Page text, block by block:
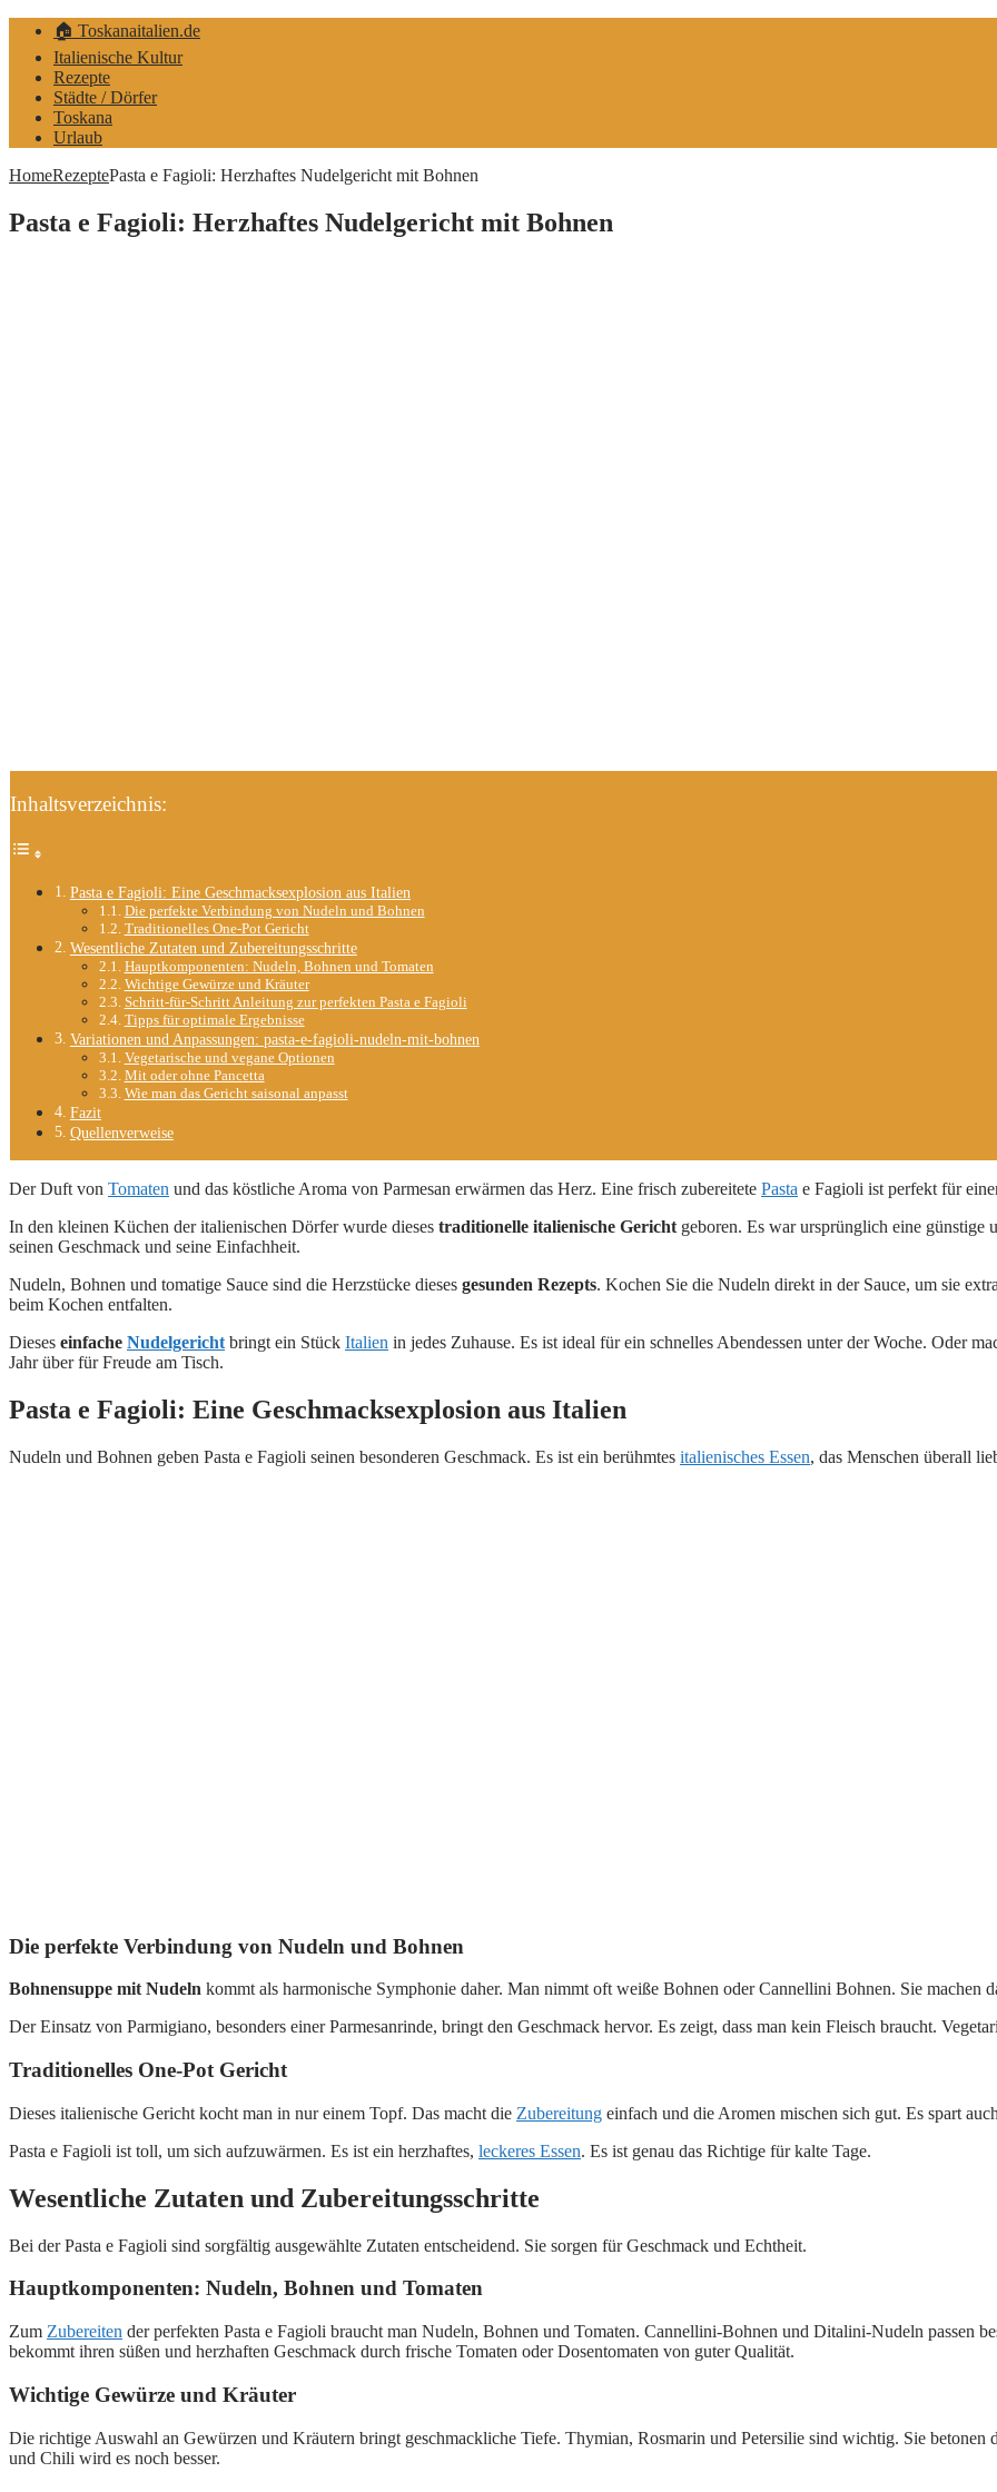
🏠 Toskanaitalien.de
Italienische Kultur
Rezepte
Städte / Dörfer
Toskana
Urlaub
HomeRezeptePasta e Fagioli: Herzhaftes Nudelgericht mit Bohnen
Pasta e Fagioli: Herzhaftes Nudelgericht mit Bohnen
Inhaltsverzeichnis:
Pasta e Fagioli: Eine Geschmacksexplosion aus Italien
Die perfekte Verbindung von Nudeln und Bohnen
Traditionelles One-Pot Gericht
Wesentliche Zutaten und Zubereitungsschritte
Hauptkomponenten: Nudeln, Bohnen und Tomaten
Wichtige Gewürze und Kräuter
Schritt-für-Schritt Anleitung zur perfekten Pasta e Fagioli
Tipps für optimale Ergebnisse
Variationen und Anpassungen: pasta-e-fagioli-nudeln-mit-bohnen
Vegetarische und vegane Optionen
Mit oder ohne Pancetta
Wie man das Gericht saisonal anpasst
Fazit
Quellenverweise
Der Duft von Tomaten und das köstliche Aroma von Parmesan erwärmen das Herz. Eine frisch zubereitete Pasta e Fagioli ist perfekt für
In den kleinen Küchen der italienischen Dörfer wurde dieses traditionelle italienische Gericht geboren. Es war ursprünglich eine günstige
seinen Geschmack und seine Einfachheit.
Nudeln, Bohnen und tomatige Sauce sind die Herzstücke dieses gesunden Rezepts. Kochen Sie die Nudeln direkt in der Sauce, um sie extra
beim Kochen entfalten.
Dieses einfache Nudelgericht bringt ein Stück Italien in jedes Zuhause. Es ist ideal für ein schnelles Abendessen unter der Woche. Oder
Jahr über für Freude am Tisch.
Pasta e Fagioli: Eine Geschmacksexplosion aus Italien
Nudeln und Bohnen geben Pasta e Fagioli seinen besonderen Geschmack. Es ist ein berühmtes italienisches Essen, das Menschen überall
Die perfekte Verbindung von Nudeln und Bohnen
Bohnensuppe mit Nudeln kommt als harmonische Symphonie daher. Man nimmt oft weiße Bohnen oder Cannellini Bohnen. Sie machen
Der Einsatz von Parmigiano, besonders einer Parmesanrinde, bringt den Geschmack hervor. Es zeigt, dass man kein Fleisch braucht.
Traditionelles One-Pot Gericht
Dieses italienische Gericht kocht man in nur einem Topf. Das macht die Zubereitung einfach und die Aromen mischen sich gut. Es spart
Pasta e Fagioli ist toll, um sich aufzuwärmen. Es ist ein herzhaftes, leckeres Essen. Es ist genau das Richtige für kalte Tage.
Wesentliche Zutaten und Zubereitungsschritte
Bei der Pasta e Fagioli sind sorgfältig ausgewählte Zutaten entscheidend. Sie sorgen für Geschmack und Echtheit.
Hauptkomponenten: Nudeln, Bohnen und Tomaten
Zum Zubereiten der perfekten Pasta e Fagioli braucht man Nudeln, Bohnen und Tomaten. Cannellini-Bohnen und Ditalini-Nudeln passen
bekommt ihren süßen und herzhaften Geschmack durch frische Tomaten oder Dosentomaten von guter Qualität.
Wichtige Gewürze und Kräuter
Die richtige Auswahl an Gewürzen und Kräutern bringt geschmackliche Tiefe. Thymian, Rosmarin und Petersilie sind wichtig. Sie
und Chili wird es noch besser.